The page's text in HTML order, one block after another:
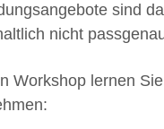
sind
nicht
Workshop lernen